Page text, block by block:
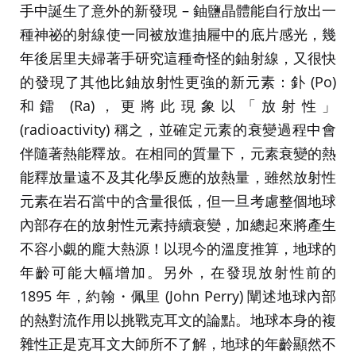
手中誕生了意外的新發現 – 鈾鹽晶體能自行放出一
種神祕的射線使一同被放進抽屜中的底片感光，幾
年後居里夫婦著手研究這種奇怪的鈾射線，又很快
的發現了其他比鈾放射性更強的新元素：釙 (Po)
和鐳 (Ra)，更將此現象以「放射性」
(radioactivity) 稱之，並確定元素的衰變過程中會
伴隨著熱能釋放。在相同的質量下，元素衰變的熱
能釋放量遠不及其化學反應的放熱量，雖然放射性
元素在岩石當中的含量很低，但一旦考慮整個地球
內部存在的放射性元素持續衰變，加總起來將產生
不容小覷的龐大熱源！以現今的溫度推算，地球的
年齡可能大幅增加。另外，在發現放射性前的
1895 年，約翰・佩里 (John Perry) 闡述地球內部
的熱對流作用以挑戰克耳文的論點。地球本身的複
雜性正是克耳文大師所不了解，地球的年齡顯然不